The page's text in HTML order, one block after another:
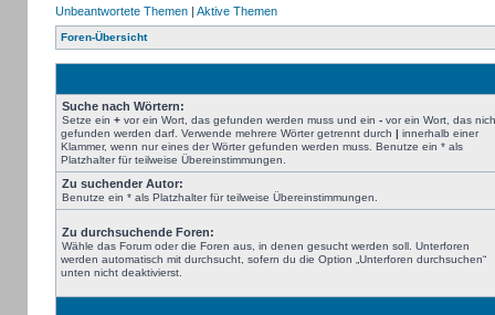
Unbeantwortete Themen| Aktive Themen
Foren-Übersicht
Suche nach Wörtern:
Setze ein +vor ein Wort, das gefunden werden muss und ein -vor ein Wort, das
gefunden werden darf. Verwende mehrere Wörter getrennt durch | innerhalb einer
Klammer, wenn nur eines der Wörter gefunden werden muss. Benutze ein * als
Platzhalter für teilweise Übereinstimmungen.
Zu suchender Autor:
Benutze ein * als Platzhalter für teilweise Übereinstimmungen.
Zu durchsuchende Foren:
Wähle das Forum oder die Foren aus, in denen gesucht werden soll. Unterforen
werden automatisch mit durchsucht, sofern du die Option „Unterforen durchsuchen“
unten nicht deaktivierst.